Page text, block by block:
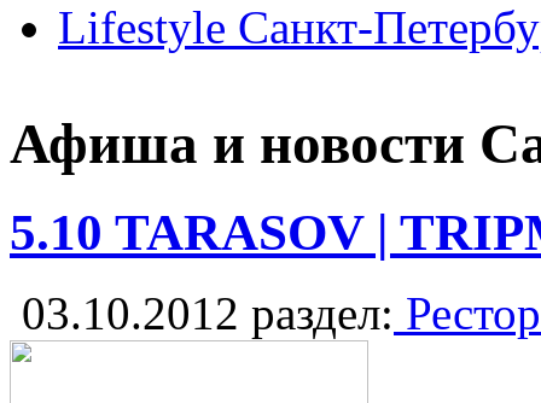
Lifestyle Санкт-
Афиша и новости
5.10 TARASOV |
03.10.2012 раздел: